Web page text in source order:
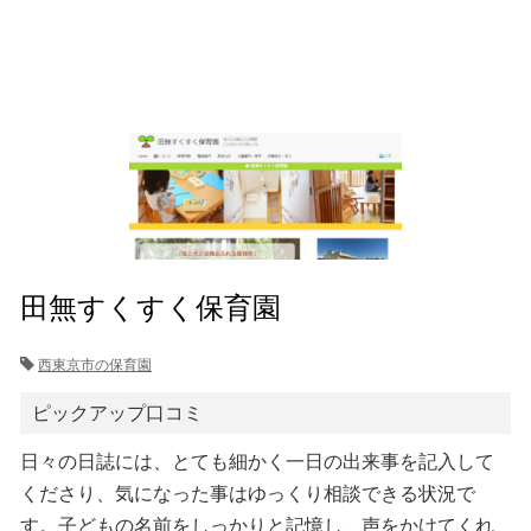
田無すくすく保育園
西東京市の保育園
ピックアップ口コミ
日々の日誌には、とても細かく一日の出来事を記入して
くださり、気になった事はゆっくり相談できる状況で
す。子どもの名前をしっかりと記憶し、声をかけてくれ